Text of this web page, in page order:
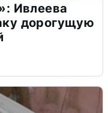
Ивлеева
дорогущую